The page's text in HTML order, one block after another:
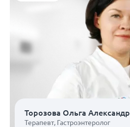
Торозова Ольга
Терапевт, Гастроэнтеролог